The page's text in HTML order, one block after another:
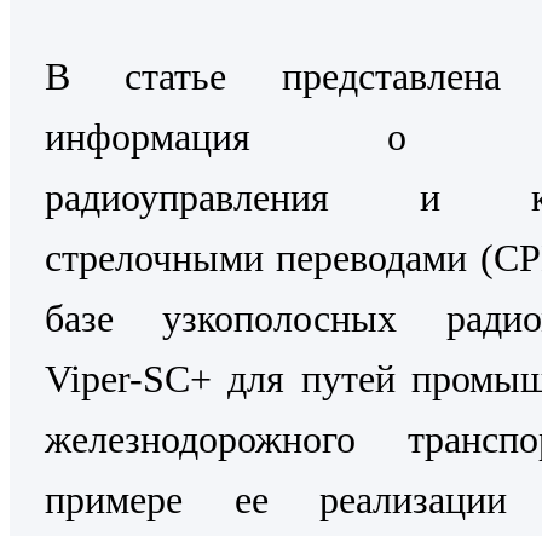
В статье представлена
информация о
радиоуправления и
стрелочными переводами
базе узкополосных
Viper-SC+ для путей
железнодорожного
примере ее